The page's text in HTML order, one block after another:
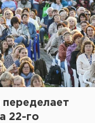
переделает
22-го